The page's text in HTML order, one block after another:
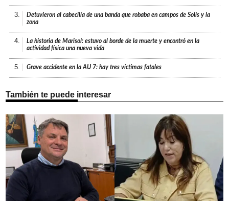
3.
Detuvieron al cabecilla de una banda que robaba en campos de Solís y la
zona
4.
La historia de Marisol: estuvo al borde de la muerte y encontró en la
actividad física una nueva vida
5. Grave accidente en la AU 7: hay tres víctimas fatales
También te puede interesar